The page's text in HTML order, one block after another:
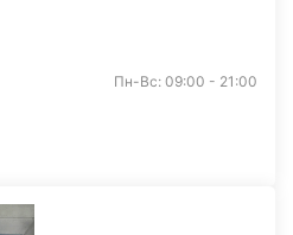
Пн-Вс: 09:00 - 21:00